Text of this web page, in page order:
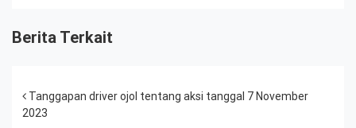
Berita Terkait
Post navigation
Tanggapan driver ojol tentang aksi tanggal 7 November
2023